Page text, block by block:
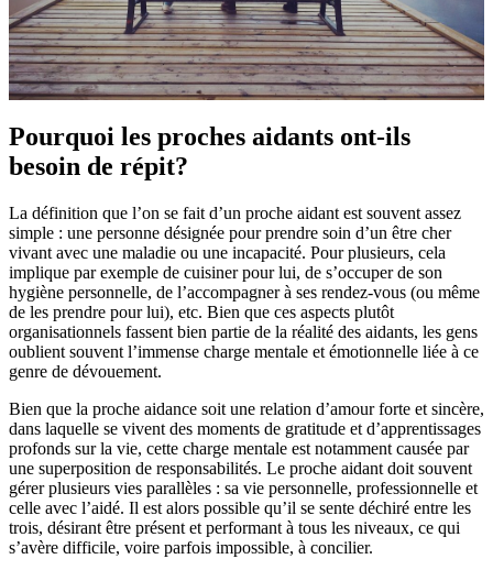
Pourquoi les proches aidants ont-ils
besoin de répit?
La définition que l’on se fait d’un proche aidant est souvent assez
simple : une personne désignée pour prendre soin d’un être cher
vivant avec une maladie ou une incapacité. Pour plusieurs, cela
implique par exemple de cuisiner pour lui, de s’occuper de son
hygiène personnelle, de l’accompagner à ses rendez-vous (ou même
de les prendre pour lui), etc. Bien que ces aspects plutôt
organisationnels fassent bien partie de la réalité des aidants, les gens
oublient souvent l’immense charge mentale et émotionnelle liée à ce
genre de dévouement.
Bien que la proche aidance soit une relation d’amour forte et sincère,
dans laquelle se vivent des moments de gratitude et d’apprentissages
profonds sur la vie, cette charge mentale est notamment causée par
une superposition de responsabilités. Le proche aidant doit souvent
gérer plusieurs vies parallèles : sa vie personnelle, professionnelle et
celle avec l’aidé. Il est alors possible qu’il se sente déchiré entre les
trois, désirant être présent et performant à tous les niveaux, ce qui
s’avère difficile, voire parfois impossible, à concilier.